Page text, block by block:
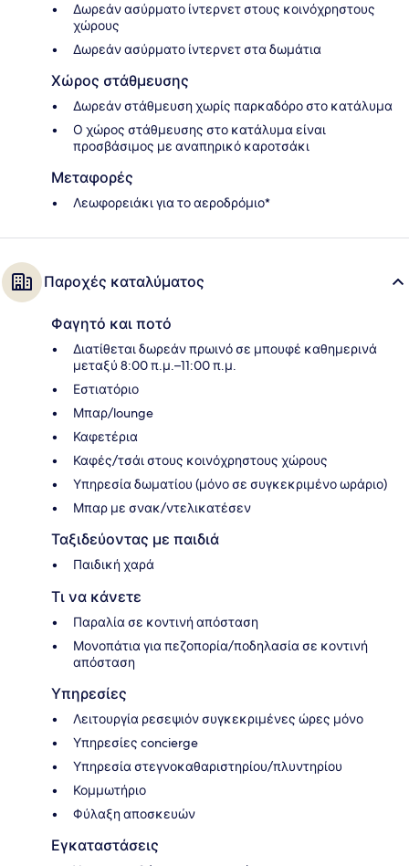
Δωρεάν ασύρματο ίντερνετ στους κοινόχρηστους
χώρους
Δωρεάν ασύρματο ίντερνετ στα δωμάτια
Χώρος στάθμευσης
Δωρεάν στάθμευση χωρίς παρκαδόρο στο κατάλυμα
Ο χώρος στάθμευσης στο κατάλυμα είναι
προσβάσιμος με αναπηρικό καροτσάκι
Μεταφορές
Λεωφορειάκι για το αεροδρόμιο*
Παροχές καταλύματος
Φαγητό και ποτό
Διατίθεται δωρεάν πρωινό σε μπουφέ καθημερινά
μεταξύ 8:00 π.μ.–11:00 π.μ.
Εστιατόριο
Μπαρ/lounge
Καφετέρια
Καφές/τσάι στους κοινόχρηστους χώρους
Υπηρεσία δωματίου (μόνο σε συγκεκριμένο ωράριο)
Μπαρ με σνακ/ντελικατέσεν
Ταξιδεύοντας με παιδιά
Παιδική χαρά
Τι να κάνετε
Παραλία σε κοντινή απόσταση
Μονοπάτια για πεζοπορία/ποδηλασία σε κοντινή
απόσταση
Υπηρεσίες
Λειτουργία ρεσεψιόν συγκεκριμένες ώρες μόνο
Υπηρεσίες concierge
Υπηρεσία στεγνοκαθαριστηρίου/πλυντηρίου
Κομμωτήριο
Φύλαξη αποσκευών
Εγκαταστάσεις